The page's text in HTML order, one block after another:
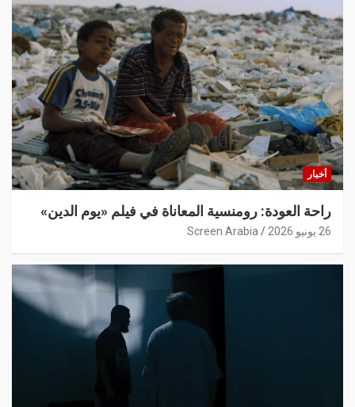
أخبار
راحة العودة: رومنسية المعاناة في فيلم «يوم الدين»
26 يونيو 2026 Screen Arabia